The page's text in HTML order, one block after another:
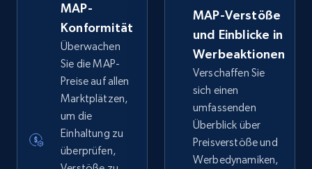
MAP-
Konformität
Überwachen
Sie die MAP-
Preise auf allen
Marktplätzen,
um die
Einhaltung zu
überprüfen,
MAP-Verstöße
und Einblicke in
Werbeaktionen
Verschaffen Sie
sich einen
umfassenden
Überblick über
Preisverstöße und
Werbedynamiken,